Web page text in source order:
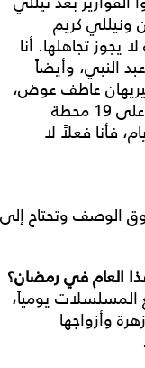
ونيللي كريم
تجاهلها. أنا
النبي، وأيضاً
عاطف عوض،
والحمدلله حقق عملي نجاحاً كبيراً وعُرض على 19 محطة
فأنا فعلاً لا
الوصف وتحتاح إلى
العام في رمضان؟
يومياً،
وأزواجها